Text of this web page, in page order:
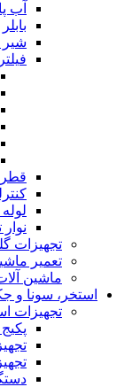
آب
بابلر
شیر
لوله
تجهیزات
تعمیر
ماشین
استخر، سونا و
تجهیزات